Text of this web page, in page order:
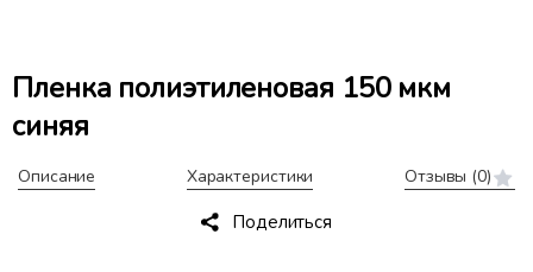
Пленка полиэтиленовая 150 мкм
синяя
Описание Характеристики Отзывы (0)
Поделиться